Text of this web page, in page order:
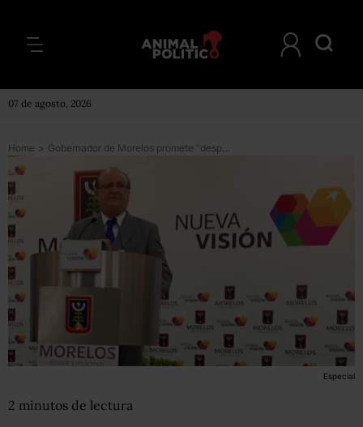
07 de agosto, 2026
Home > Gobernador de Morelos promete “despolitizar” procuración de justicia
Especial
2 minutos de lectura